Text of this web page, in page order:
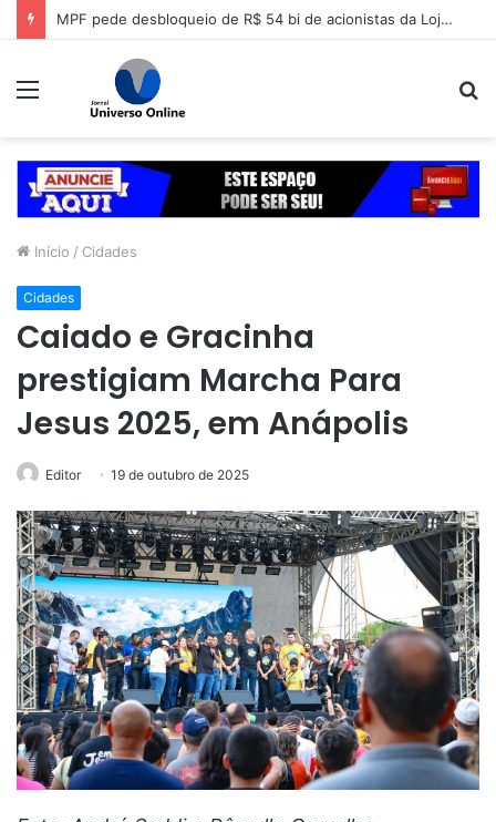
MPF pede desbloqueio de R$ 54 bi de acionistas da Lojas Americanas
Menu
Início / Cidades
Cidades
Caiado e Gracinha
prestigiam Marcha Para
Jesus 2025, em Anápolis
Editor 19 de outubro de 2025